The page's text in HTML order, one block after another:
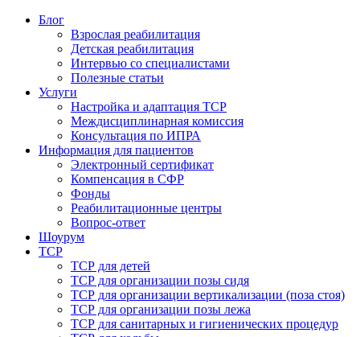
Блог
Взрослая реабилитация
Детская реабилитация
Интервью со специалистами
Полезные статьи
Услуги
Настройка и адаптация ТСР
Междисциплинарная комиссия
Консультация по ИПРА
Информация для пациентов
Электронный сертификат
Компенсация в СФР
Фонды
Реабилитационные центры
Вопрос-ответ
Шоурум
ТСР
ТСР для детей
ТСР для организации позы сидя
ТСР для организации вертикализации (поза стоя)
ТСР для организации позы лежа
ТСР для санитарных и гигиенических процедур